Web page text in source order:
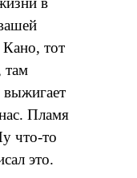
тот
там
выжигает
Пламя
что-то
это.